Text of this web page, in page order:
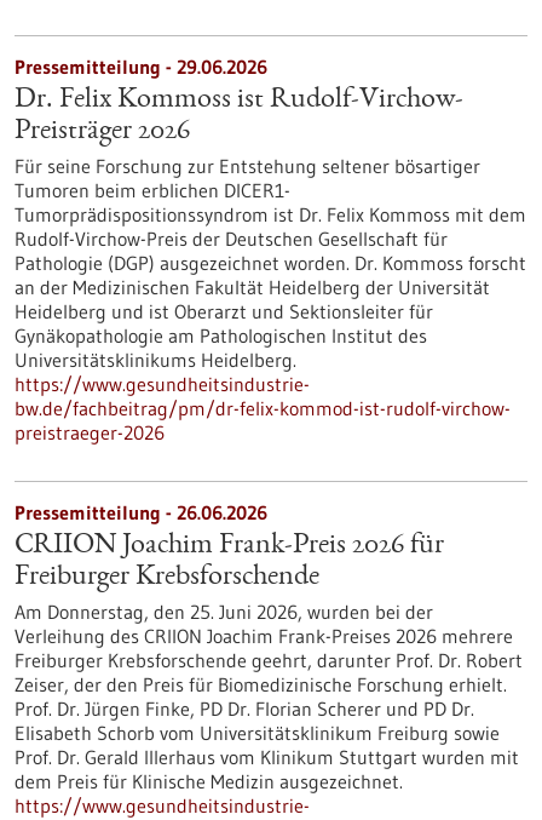
Pressemitteilung - 29.06.2026
Dr. Felix Kommoss ist Rudolf-Virchow-
Preisträger 2026
Für seine Forschung zur Entstehung seltener bösartiger
Tumoren beim erblichen DICER1-
Tumorprädispositionssyndrom ist Dr. Felix Kommoss mit dem
Rudolf-Virchow-Preis der Deutschen Gesellschaft für
Pathologie (DGP) ausgezeichnet worden. Dr. Kommoss forscht
an der Medizinischen Fakultät Heidelberg der Universität
Heidelberg und ist Oberarzt und Sektionsleiter für
Gynäkopathologie am Pathologischen Institut des
Universitätsklinikums Heidelberg.
https://www.gesundheitsindustrie-
bw.de/fachbeitrag/pm/dr-felix-kommod-ist-rudolf-virchow-
preistraeger-2026
Pressemitteilung - 26.06.2026
CRIION Joachim Frank-Preis 2026 für
Freiburger Krebsforschende
Am Donnerstag, den 25. Juni 2026, wurden bei der
Verleihung des CRIION Joachim Frank-Preises 2026 mehrere
Freiburger Krebsforschende geehrt, darunter Prof. Dr. Robert
Zeiser, der den Preis für Biomedizinische Forschung erhielt.
Prof. Dr. Jürgen Finke, PD Dr. Florian Scherer und PD Dr.
Elisabeth Schorb vom Universitätsklinikum Freiburg sowie
Prof. Dr. Gerald Illerhaus vom Klinikum Stuttgart wurden mit
dem Preis für Klinische Medizin ausgezeichnet.
https://www.gesundheitsindustrie-